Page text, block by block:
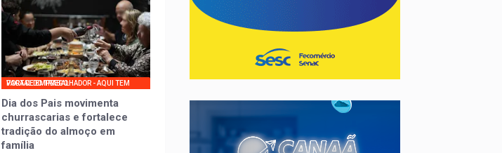
PORTAL DO TRABALHADOR - AQUI TEM VAGA DE EMPREGO
Dia dos Pais movimenta
churrascarias e fortalece
tradição do almoço em
família